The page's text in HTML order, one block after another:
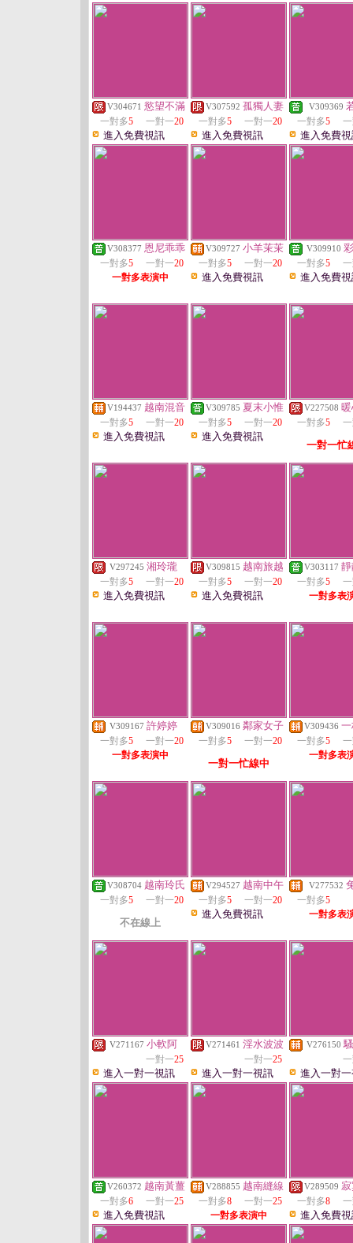
V304671 慾望不滿
一對多5 一對一20
進入免費視訊
V307592 孤獨人妻
一對多5 一對一20
進入免費視訊
V309369
一對多5
進入免費
V308377 恩尼乖乖
一對多5 一對一20
一對多表演中
V309727 小羊茉茉
一對多5 一對一20
進入免費視訊
V309910
一對多5
進入免費
V194437 越南混音
一對多5 一對一20
進入免費視訊
V309785 夏末小惟
一對多5 一對一20
進入免費視訊
V227508
一對多5
一對一忙
V297245 湘玲瓏
一對多5 一對一20
進入免費視訊
V309815 越南旅越
一對多5 一對一20
進入免費視訊
V303117
一對多5
一對多表
V309167 許婷婷
一對多5 一對一20
一對多表演中
V309016 鄰家女子
一對多5 一對一20
一對一忙線中
V309436
一對多5
一對多表
V308704 越南玲氏
一對多5 一對一20
不在線上
V294527 越南中午
一對多5 一對一20
進入免費視訊
V277532
一對多5
一對多表
V271167 小軟阿
一對一25
進入一對一視訊
V271461 淫水波波
一對一25
進入一對一視訊
V276150
進入一對
V260372 越南黃薑
一對多6 一對一25
進入免費視訊
V288855 越南縫線
一對多8 一對一25
一對多表演中
V289509
一對多8
進入免費